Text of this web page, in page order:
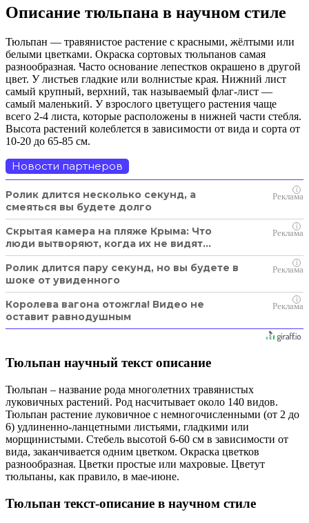
Описание тюльпана в научном стиле
Тюльпан — травянистое растение с красными, жёлтыми или
белыми цветками. Окраска сортовых тюльпанов самая
разнообразная. Часто основание лепестков окрашено в другой
цвет. У листьев гладкие или волнистые края. Нижний лист
самый крупный, верхний, так называемый флаг-лист —
самый маленький. У взрослого цветущего растения чаще
всего 2-4 листа, которые расположены в нижней части стебля.
Высота растений колеблется в зависимости от вида и сорта от
10-20 до 65-85 см.
Новости партнеров
i
Ролик длится несколько секунд, а
смеяться вы будете долго
i
Скрытая камера на пляже Крыма: Что
люди вытворяют, когда их не видят...
i
Ролик длится пару секунд, но вы будете в
шоке от увиденного
i
Королева вагона отожгла! Видео не
оставит равнодушным
Тюльпан научный текст описание
Тюльпан – название рода многолетних травянистых
луковичных растений. Род насчитывает около 140 видов.
Тюльпан растение луковичное с немногочисленными (от 2 до
6) удлиненно-ланцетными листьями, гладкими или
морщинистыми. Стебель высотой 6-60 см в зависимости от
вида, заканчивается одним цветком. Окраска цветков
разнообразная. Цветки простые или махровые. Цветут
тюльпаны, как правило, в мае-июне.
Тюльпан текст-описание в научном стиле